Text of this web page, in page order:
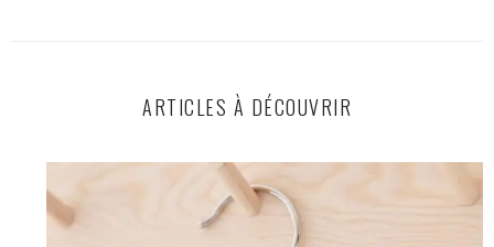
ARTICLES À DÉCOUVRIR